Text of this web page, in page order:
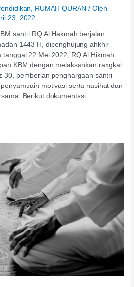
RUMAH QURAN / Oleh
23, 2022
santri RQ Al Hakmah berjalan
1443 H, dipenghujung ahkhir
tanggal 22 Mei 2022, RQ Al Hikmah
KBM dengan melaksankan rangkai
30, pemberian penghargaan santri
motivasi serta nasihat dan
Berikut dokumentasi …